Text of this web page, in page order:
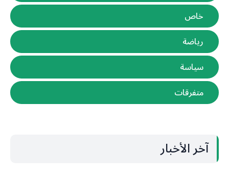
خاص
رياضة
سياسة
متفرقات
آخر الأخبار